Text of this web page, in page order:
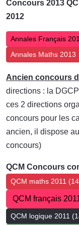
Concours 2013
2012
Annales Français
Annales Maths 2013
Ancien concours
directions : la
ces 2 directions
concours pour les
ancien, il dispose
concours)
QCM Concours
QCM maths 2011
QCM français
QCM logique 2011